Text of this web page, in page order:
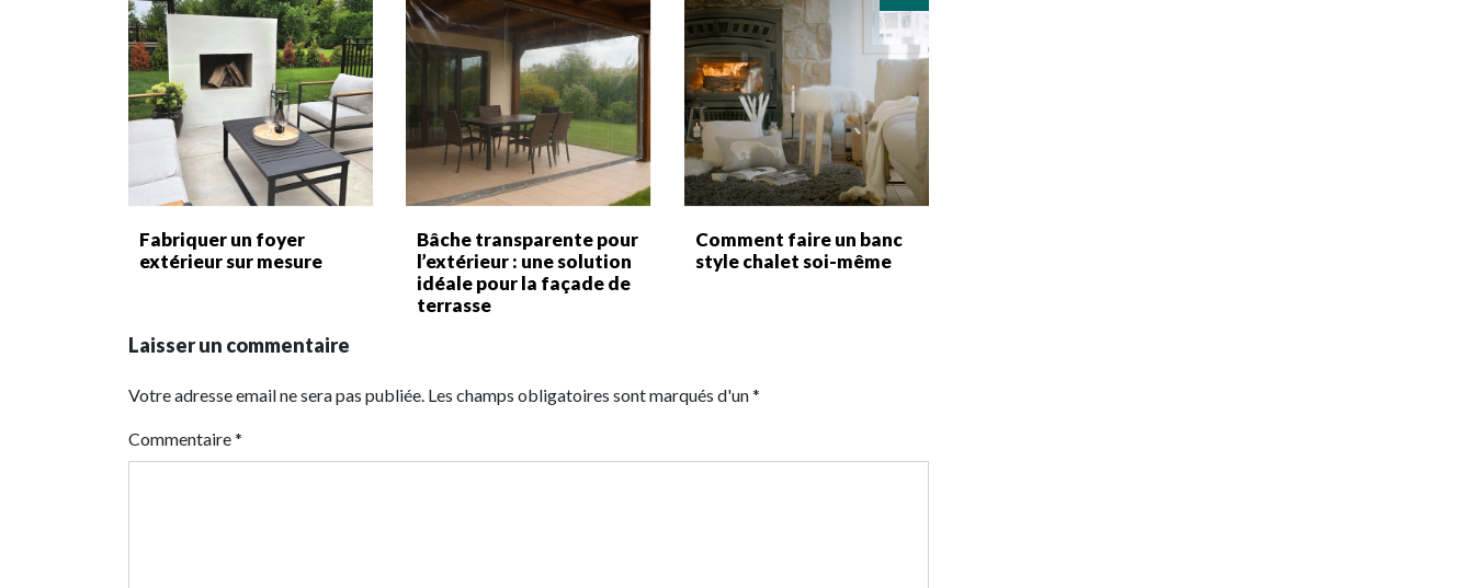
Fabriquer un foyer
extérieur sur mesure
Bâche transparente pour
l’extérieur : une solution
idéale pour la façade de
terrasse
Comment faire un banc
style chalet soi-même
Laisser un commentaire
Votre adresse email ne sera pas publiée. Les champs obligatoires sont marqués d'un *
Commentaire*